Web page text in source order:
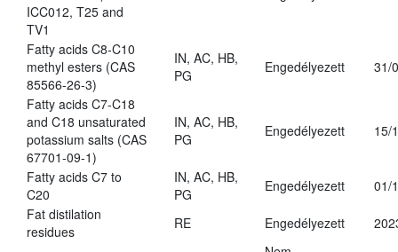
ICC012, T25 and
TV1
Fatty acids C8-C10
methyl esters (CAS
85566-26-3)
IN, AC, HB,
PG
Engedélyezett 31/
Fatty acids C7-C18
and C18 unsaturated
potassium salts (CAS
67701-09-1)
IN, AC, HB,
PG
Engedélyezett 15/
Fatty acids C7 to
C20
IN, AC, HB,
PG
Engedélyezett
01/
Fat distilation
residues
RE Engedélyezett